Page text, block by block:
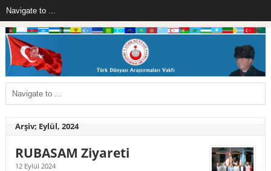
Arşiv; Eylül, 2024
RUBASAM Ziyareti
12 Eylül 2024